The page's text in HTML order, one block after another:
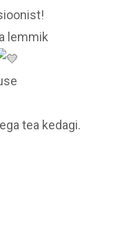
lemmik
tea kedagi.